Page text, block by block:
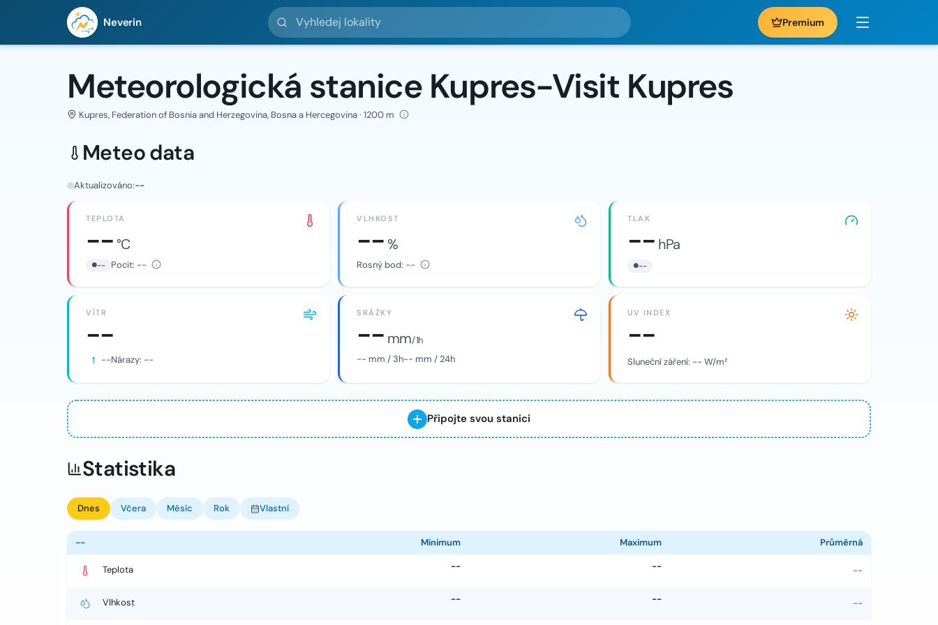
Neverin
Vyhledej lokality
Premium
Meteorologická stanice Kupres-Visit Kupres
Kupres, Federation of Bosnia and Herzegovina, Bosna a Hercegovina · 1200 m
Meteo data
Aktualizováno:--
TEPLOTA
--°C
-- Pocit: --
VLHKOST
--%
Rosný bod: --
TLAK
-- hPa
--
VÍTR
--
--Nárazy: --
SRÁŽKY
-- mm/ 1h
-- mm / 3h-- mm / 24h
UV INDEX
--
Sluneční záření: -- W/m²
Připojte svou stanici
Statistika
Dnes Včera Měsíc Rok Vlastní
-- Minimum Maximum Průměrná
Teplota -- -- --
Vlhkost -- -- --